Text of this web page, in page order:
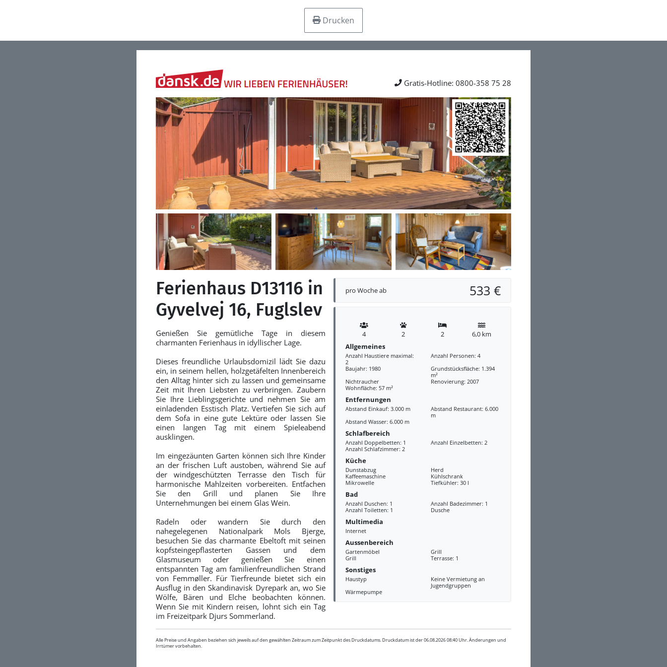
Drucken
Gratis-Hotline: 0800-358 75 28
pro Woche ab 533 €
4 2 2
6,0 km
Allgemeines
Anzahl Haustiere maximal:
2
Anzahl Personen: 4
Baujahr: 1980
Grundstücksfläche: 1.394
m²
Nichtraucher
Renovierung: 2007
Wohnfläche: 57 m²
Entfernungen
Abstand Einkauf: 3.000 m
Abstand Restaurant: 6.000
m
Abstand Wasser: 6.000 m
Schlafbereich
Anzahl Doppelbetten: 1
Anzahl Einzelbetten: 2
Anzahl Schlafzimmer: 2
Küche
Dunstabzug
Herd
Kaffeemaschine
Kühlschrank
Mikrowelle
Tiefkühler: 30 l
Bad
Anzahl Duschen: 1
Anzahl Badezimmer: 1
Anzahl Toiletten: 1
Dusche
Multimedia
Internet
Aussenbereich
Gartenmöbel
Grill
Grill
Terrasse: 1
Sonstiges
Haustyp
Keine Vermietung an
Jugendgruppen
Wärmepumpe
Ferienhaus D13116 in
Gyvelvej 16, Fuglslev
Genießen Sie gemütliche Tage in diesem
charmanten Ferienhaus in idyllischer Lage.
Dieses freundliche Urlaubsdomizil lädt Sie dazu
ein, in seinem hellen, holzgetäfelten Innenbereich
den Alltag hinter sich zu lassen und gemeinsame
Zeit mit Ihren Liebsten zu verbringen. Zaubern
Sie Ihre Lieblingsgerichte und nehmen Sie am
einladenden Esstisch Platz. Vertiefen Sie sich auf
dem Sofa in eine gute Lektüre oder lassen Sie
einen langen Tag mit einem Spieleabend
ausklingen.
Im eingezäunten Garten können sich Ihre Kinder
an der frischen Luft austoben, während Sie auf
der windgeschützten Terrasse den Tisch für
harmonische Mahlzeiten vorbereiten. Entfachen
Sie den Grill und planen Sie Ihre
Unternehmungen bei einem Glas Wein.
Radeln oder wandern Sie durch den
nahegelegenen Nationalpark Mols Bjerge,
besuchen Sie das charmante Ebeltoft mit seinen
kopfsteingepflasterten Gassen und dem
Glasmuseum oder genießen Sie einen
entspannten Tag am familienfreundlichen Strand
von Femmøller. Für Tierfreunde bietet sich ein
Ausflug in den Skandinavisk Dyrepark an, wo Sie
Wölfe, Bären und Elche beobachten können.
Wenn Sie mit Kindern reisen, lohnt sich ein Tag
im Freizeitpark Djurs Sommerland.
Alle Preise und Angaben beziehen sich jeweils auf den gewählten Zeitraum zum Zeitpunkt des Druckdatums. Druckdatum ist der 06.08.2026 08:40 Uhr. Änderungen und
Irrtümer vorbehalten.